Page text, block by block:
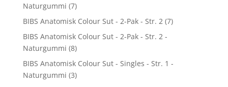
Naturgummi (7)
BIBS Anatomisk Colour Sut - 2-Pak - Str. 2 (7)
BIBS Anatomisk Colour Sut - 2-Pak - Str. 2 -
Naturgummi (8)
BIBS Anatomisk Colour Sut - Singles - Str. 1 -
Naturgummi (3)